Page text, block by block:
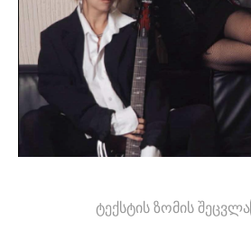
ტექსტის ზომის შეცვლა